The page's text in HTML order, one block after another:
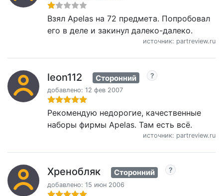
Взял Apelas на 72 предмета. Попробовал
его в деле и закинул далеко-далеко.
источник: partreview.ru
leon112 Сторонний
добавлено: 12 фев 2007
Рекомендую недорогие, качественные
наборы фирмы Apelas. Там есть всё.
источник: partreview.ru
Хренобляк Сторонний
добавлено: 15 июн 2006